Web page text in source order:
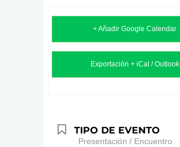
+ Añadir Google Calendar
Exportación + iCal / Outlook
TIPO DE EVENTO
Presentación / Encuentro